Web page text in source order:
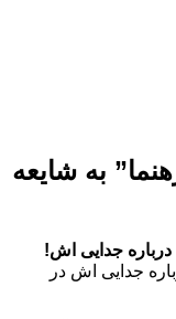
به شایعه
درباره جدایی اش!
جدایی اش در